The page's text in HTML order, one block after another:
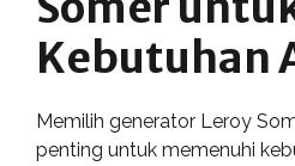
Kebutuhan
Memilih generator Leroy
penting untuk memenuhi